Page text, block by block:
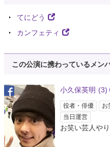
てにどう
カンフェティ
この公演に携わっているメン
小久保英明 (3)
役者・俳優 お
当日運営
お笑い芸人や